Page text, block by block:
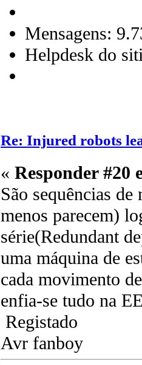
Mensagens:
Helpdesk do
Re: Injured robots
« Responder #20
São sequências
menos parecem)
série(Redundant
uma máquina de
cada movimento
enfia-se tudo na
Registado
Avr fanboy